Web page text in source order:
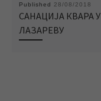
Published 28/08/2018
САНАЦИЈА КВАРА У
ЛАЗАРЕВУ